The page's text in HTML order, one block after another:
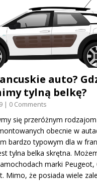
auto?
tylną belkę?
| 0 Comments
się przeróżnym rodzajom
obecnie w
bardzo typowym dla w
tylna belka skrętna.
marki Peugeot,
Mimo, że posiada wiele